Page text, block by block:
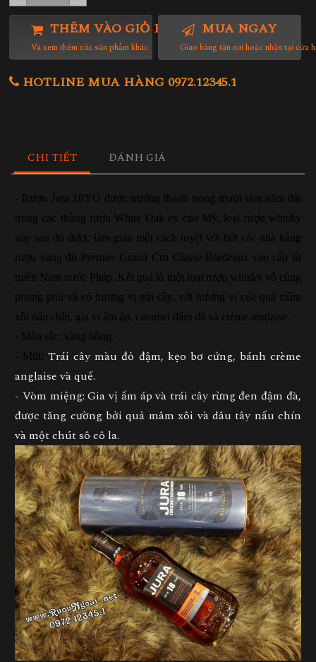
THÊM VÀO GIỎ HÀNG
Và xem thêm các sản phẩm khác
MUA NGAY
Giao hàng tận nơi hoặc nhận tại cửa
HOTLINE MUA HÀNG 0972.12345.1
CHI TIẾT ĐÁNH GIÁ
- Rượu Jura 18YO được trưởng thành trong mười tám năm dài
trong các thùng rượu White Oak ex của Mỹ, loại rượu whisky
này sau đó được làm giàu một cách tuyệt vời bởi các nhà hàng
rượu vang đỏ Premier Grand Cru Classé Bordeaux cao cấp từ
miền Nam nước Pháp. Kết quả là một loại rượu whisky vô cùng
phong phú và có hương vị trái cây, với hương vị của quả mâm
xôi nấu chín, gia vị ấm áp, caramel đậm đà và crème anglaise.
- Màu sắc: vàng hồng.
- Mũi:Trái cây màu đỏ đậm, kẹo bơ cứng, bánh crème
anglaise và quế.
- Vòm miệng: Gia vị ấm áp và trái cây rừng đen đậm đà,
được tăng cường bởi quả mâm xôi và dâu tây nấu chín
và một chút sô cô la.